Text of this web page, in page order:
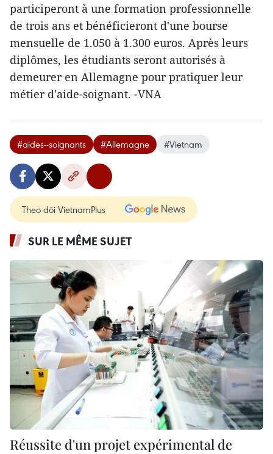
participeront à une formation professionnelle
de trois ans et bénéficieront d'une bourse
mensuelle de 1.050 à 1.300 euros. Après leurs
diplômes, les étudiants seront autorisés à
demeurer en Allemagne pour pratiquer leur
métier d'aide-soignant. -VNA
#aides--soignants #Allemagne #Vietnam
Theo dõi VietnamPlus
SUR LE MÊME SUJET
Réussite d'un projet expérimental de